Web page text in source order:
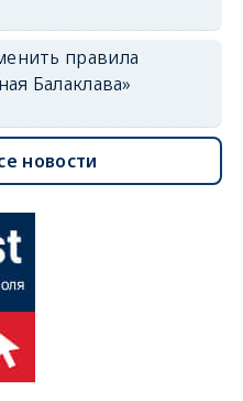
правила
Балаклава»
новости